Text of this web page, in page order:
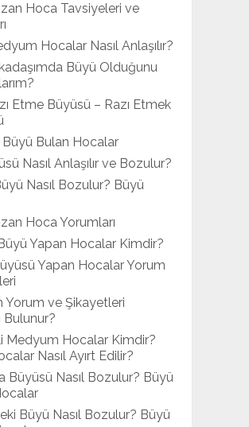
Hoca Tavsiyeleri ve
Hocalar Nasıl Anlaşılır?
Büyü Olduğunu
Etme Büyüsü – Razı Etmek
Bulan Hocalar
Nasıl Anlaşılır ve Bozulur?
Nasıl Bozulur? Büyü
Hoca Yorumları
Büyü Yapan Hocalar Kimdir?
Yapan Hocalar Yorum
Yorum ve Şikayetleri
Bulunur?
Medyum Hocalar Kimdir?
Nasıl Ayırt Edilir?
Büyüsü Nasıl Bozulur? Büyü
Büyü Nasıl Bozulur? Büyü